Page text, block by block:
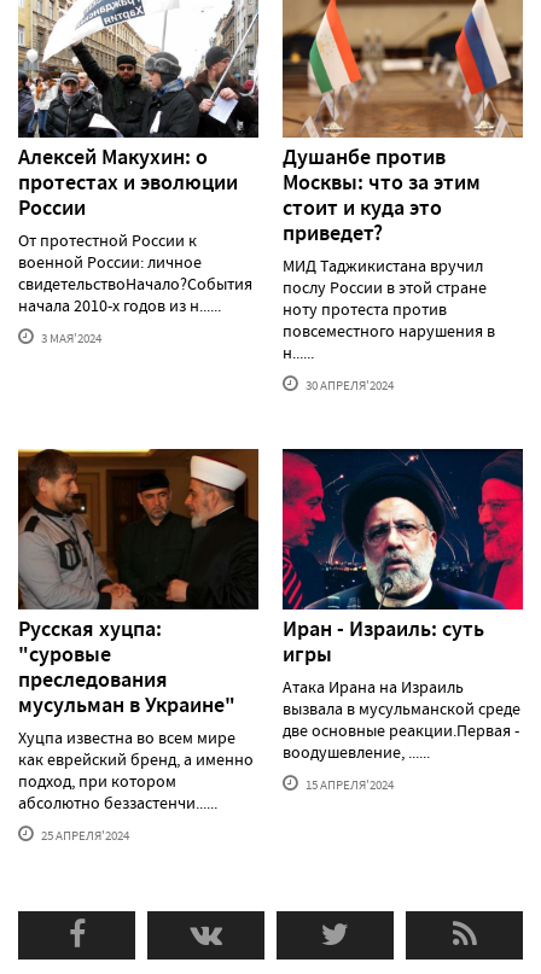
Алексей Макуxин: о
протестаx и эволюции
России
От протестной России к
военной России: личное
свидетельствоНачало?События
начала 2010-х годов из н......
3 МАЯ'2024
Душанбе против
Москвы: что за этим
стоит и куда это
приведет?
МИД Таджикистана вручил
послу России в этой стране
ноту протеста против
повсеместного нарушения в
н......
30 АПРЕЛЯ'2024
Русская хуцпа:
"суровые
преследования
мусульман в Украине"
Хуцпа известна во всем мире
как еврейский бренд, а именно
подход, при котором
абсолютно беззастенчи......
25 АПРЕЛЯ'2024
Иран - Израиль: суть
игры
Атака Ирана на Израиль
вызвала в мусульманской среде
две основные реакции.Первая -
воодушевление, ......
15 АПРЕЛЯ'2024